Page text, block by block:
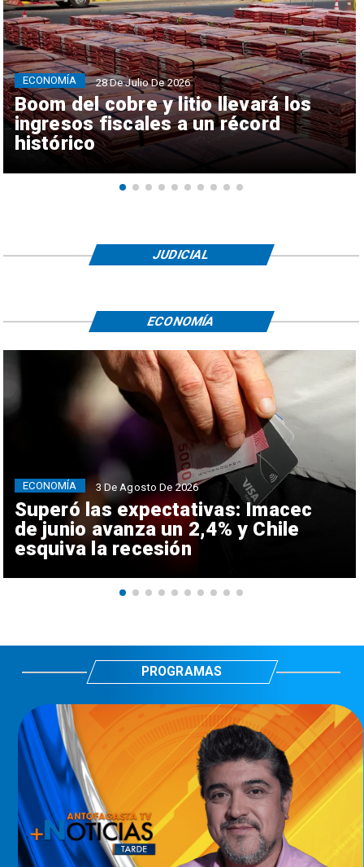
Boom del cobre y litio llevará los
ingresos fiscales a un récord
histórico
ECONOMÍA 28 De Julio De 2026
JUDICIAL
Superó las expectativas: Imacec
de junio avanza un 2,4% y Chile
esquiva la recesión
ECONOMÍA 3 De Agosto De 2026
ECONOMÍA
PROGRAMAS